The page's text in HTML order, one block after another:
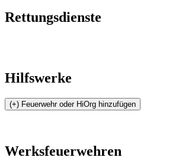
Rettungsdienste
Hilfswerke
Werksfeuerwehren